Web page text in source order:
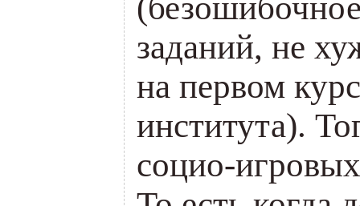
заданий, не
на первом
института).
социо-